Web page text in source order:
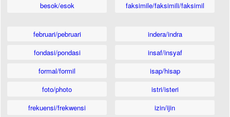
besok/esok
faksimile/faksimili/faksimil
februari/pebruari
fondasi/pondasi
formal/formil
foto/photo
frekuensi/frekwensi
indera/indra
insaf/insyaf
isap/hisap
istri/isteri
izin/ijin